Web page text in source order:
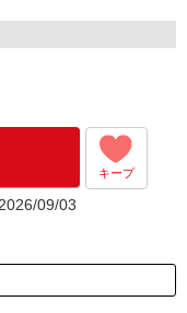
している場合もござい
キープ
09/03